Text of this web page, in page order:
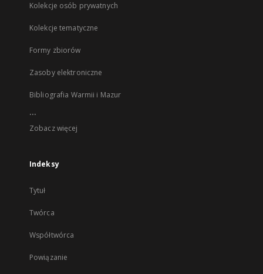
Kolekcje osób prywatnych
Kolekcje tematyczne
Formy zbiorów
Zasoby elektroniczne
Bibliografia Warmii i Mazur
...
Zobacz więcej
Indeksy
Tytuł
Twórca
Współtwórca
Powiązanie